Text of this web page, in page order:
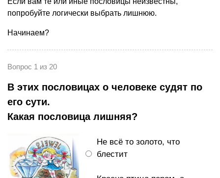
попробуйте логически выбрать лишнюю.
Начинаем?
Вопрос 1 из 20
В этих пословицах о человеке судят по
его сути.
Какая пословица лишняя?
Не всё то золото, что
блестит